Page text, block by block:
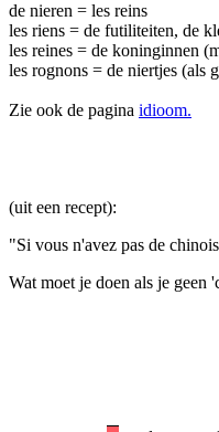
de nieren = les reins
les riens = de futiliteiten, de
les reines = de koninginnen
les rognons = de niertjes (als
Zie ook de pagina idioom.
(uit een recept):
"Si vous n'avez pas de
Wat moet je doen als je geen